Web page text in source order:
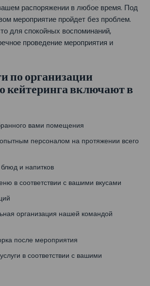
распоряжении в любое время. Под
мероприятие пройдет без проблем.
для спокойных воспоминаний,
проведение мероприятия и
по организации
кейтеринга включают в
вами помещения
персоналом на протяжении всего
и напитков
в соответствии с вашими вкусами
организация нашей командой
после мероприятия
в соответствии с вашими